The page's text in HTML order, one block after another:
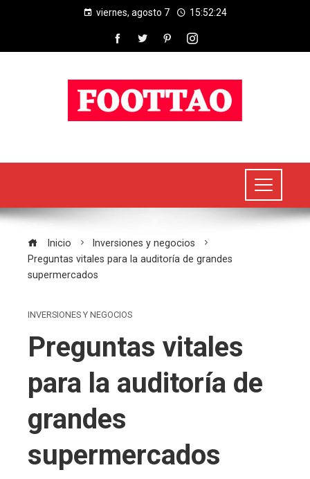
viernes, agosto 7 15:52:25
Inicio
Inversiones y negocios
Preguntas vitales para la auditoría de grandes
supermercados
INVERSIONES Y NEGOCIOS
Preguntas vitales
para la auditoría de
grandes
supermercados